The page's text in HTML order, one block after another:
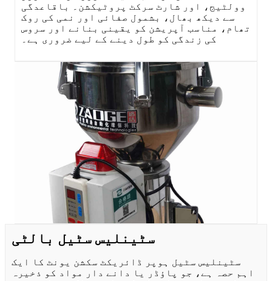
وولٹیج، اور شارٹ سرکٹ پروٹیکشن۔ باقاعدگی
سے دیکھ بھال، بشمول صفائی اور نمی کی روک
تھام، مناسب آپریشن کو یقینی بنانے اور سروس
کی زندگی کو طول دینے کے لیے ضروری ہے۔
سٹینلیس سٹیل بالٹی
سٹینلیس سٹیل ہوپر ڈائریکٹ سکشن یونٹ کا ایک
اہم حصہ ہے، جو پاؤڈر یا دانے دار مواد کو ذخیرہ